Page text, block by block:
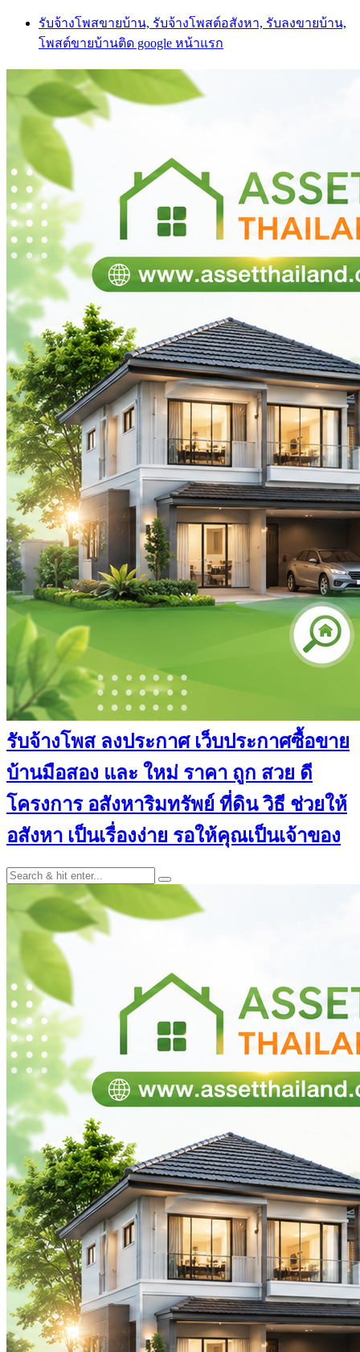
Skip
content
รับจ้างโพสขายบ้าน, รับจ้างโพสต์อสังหา, รับลงขายบ้าน,
โพสต์ขายบ้านติด google หน้าแรก
รับจ้างโพส ลงประกาศ เว็บประกาศซื้อขาย
บ้านมือสอง และ ใหม่ ราคา ถูก สวย ดี
โครงการ อสังหาริมทรัพย์ ที่ดิน วิธี ช่วยให้
อสังหา เป็นเรื่องง่าย รอให้คุณเป็นเจ้าของ